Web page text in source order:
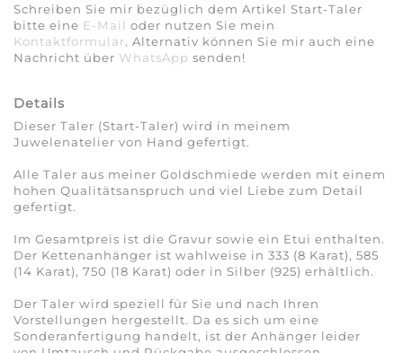
Schreiben Sie mir bezüglich dem Artikel Start-Taler
bitte eine E-Mail oder nutzen Sie mein
Kontaktformular. Alternativ können Sie mir auch eine
Nachricht über WhatsApp senden!
Details
Dieser Taler (Start-Taler) wird in meinem
Juwelenatelier von Hand gefertigt.
Alle Taler aus meiner Goldschmiede werden mit einem
hohen Qualitätsanspruch und viel Liebe zum Detail
gefertigt.
Im Gesamtpreis ist die Gravur sowie ein Etui enthalten.
Der Kettenanhänger ist wahlweise in 333 (8 Karat), 585
(14 Karat), 750 (18 Karat) oder in Silber (925) erhältlich.
Der Taler wird speziell für Sie und nach Ihren
Vorstellungen hergestellt. Da es sich um eine
Sonderanfertigung handelt, ist der Anhänger leider